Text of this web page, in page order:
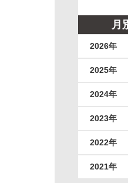
月
2026年
2025年
2024年
2023年
2022年
2021年